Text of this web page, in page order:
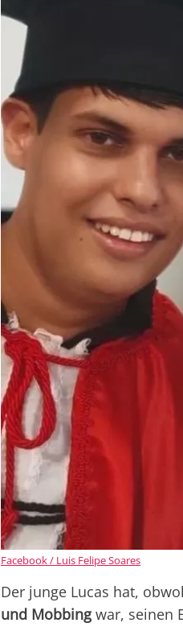
Facebook / Luis Felipe Soares
Der junge Lucas hat,
und Mobbingwar, seinen